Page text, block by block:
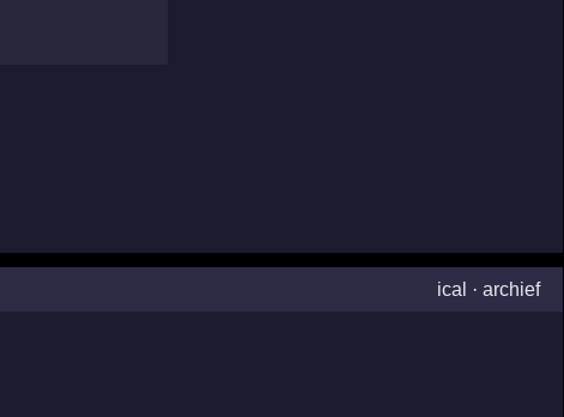
ical · archief